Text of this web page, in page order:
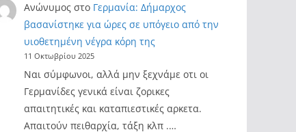
Ανώνυμοςστο Γερμανία: Δήμαρχος
βασανίστηκε για ώρες σε υπόγειο από την
υιοθετημένη νέγρα κόρη της
11 Οκτωβρίου 2025
Ναι σύμφωνοι, αλλά μην ξεχνάμε οτι οι
Γερμανίδες γενικά είναι ζορικες
απαιτητικές και καταπιεστικές αρκετα.
Απαιτούν πειθαρχία, τάξη κλπ .…